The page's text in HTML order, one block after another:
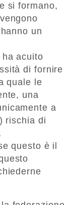
si formano,
un
ha acuito
di fornire
quale le
una
a
rischia di
questo è il